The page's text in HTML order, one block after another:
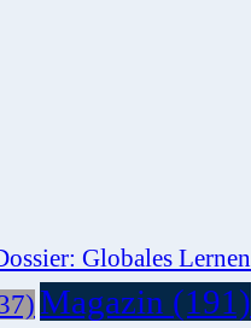
Globales Lernen
Magazin (191)